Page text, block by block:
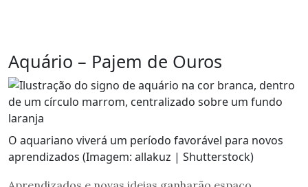
Aquário – Pajem de Ouros
O aquariano viverá um período favorável para novos
aprendizados (Imagem: allakuz | Shutterstock)